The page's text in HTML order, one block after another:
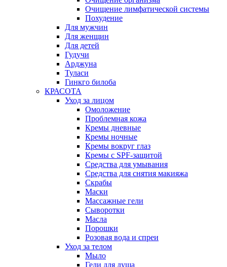
Очищение лимфатической системы
Похудение
Для мужчин
Для женщин
Для детей
Гудучи
Арджуна
Туласи
Гинкго билоба
КРАСОТА
Уход за лицом
Омоложение
Проблемная кожа
Кремы дневные
Кремы ночные
Кремы вокруг глаз
Кремы с SPF-защитой
Средства для умывания
Средства для снятия макияжа
Скрабы
Маски
Массажные гели
Сыворотки
Масла
Порошки
Розовая вода и спреи
Уход за телом
Мыло
Гели для душа